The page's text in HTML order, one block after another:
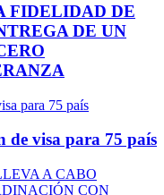
FIDELIDAD DE
DE UN
de visa para 75 país